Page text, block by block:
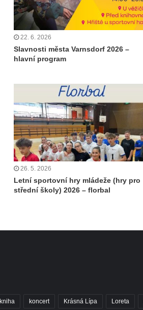
22. 6. 2026
Slavnosti města Varnsdorf 2026 –
hlavní program
26. 5. 2026
Letní sportovní hry mládeže (hry pro
střední školy) 2026 – florbal
kniha koncert Krásná Lípa Loreta